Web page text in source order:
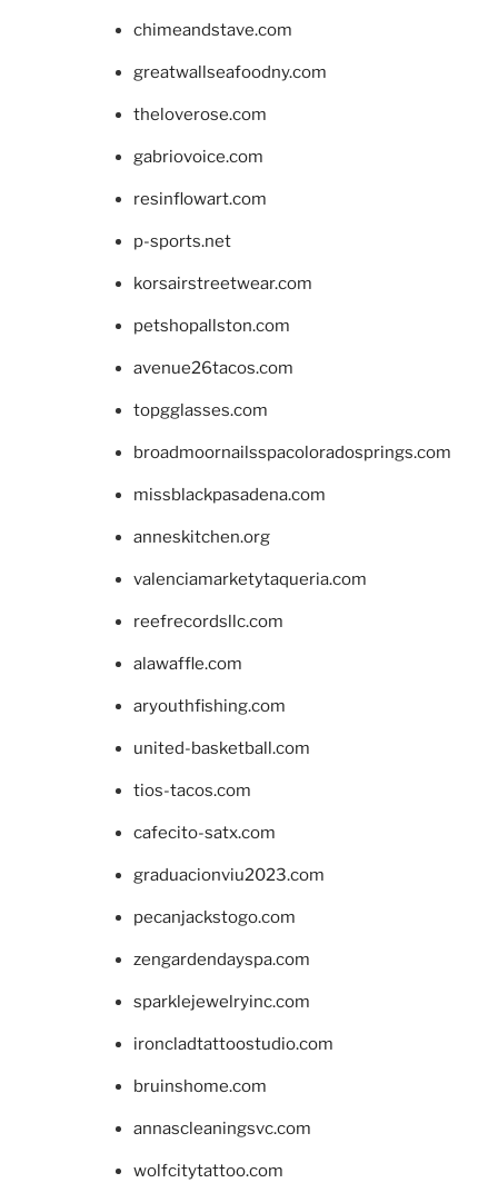
chimeandstave.com
greatwallseafoodny.com
theloverose.com
gabriovoice.com
resinflowart.com
p-sports.net
korsairstreetwear.com
petshopallston.com
avenue26tacos.com
topgglasses.com
broadmoornailsspacoloradosprings.com
missblackpasadena.com
anneskitchen.org
valenciamarketytaqueria.com
reefrecordsllc.com
alawaffle.com
aryouthfishing.com
united-basketball.com
tios-tacos.com
cafecito-satx.com
graduacionviu2023.com
pecanjackstogo.com
zengardendayspa.com
sparklejewelryinc.com
ironcladtattoostudio.com
bruinshome.com
annascleaningsvc.com
wolfcitytattoo.com